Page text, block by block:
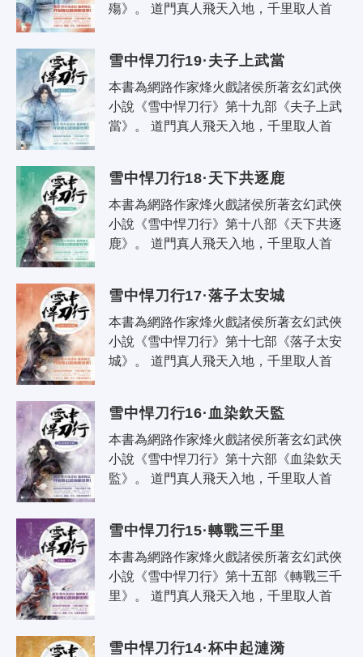
殤》。 道門真人飛天入地，千里取人首
雪中悍刀行19·夫子上武當
本書為網路作家烽火戲諸侯所著玄幻武俠
小說《雪中悍刀行》第十九部《夫子上武
當》。 道門真人飛天入地，千里取人首
雪中悍刀行18·天下共逐鹿
本書為網路作家烽火戲諸侯所著玄幻武俠
小說《雪中悍刀行》第十八部《天下共逐
鹿》。 道門真人飛天入地，千里取人首
雪中悍刀行17·落子太安城
本書為網路作家烽火戲諸侯所著玄幻武俠
小說《雪中悍刀行》第十七部《落子太安
城》。 道門真人飛天入地，千里取人首
雪中悍刀行16·血染欽天監
本書為網路作家烽火戲諸侯所著玄幻武俠
小說《雪中悍刀行》第十六部《血染欽天
監》。 道門真人飛天入地，千里取人首
雪中悍刀行15·轉戰三千里
本書為網路作家烽火戲諸侯所著玄幻武俠
小說《雪中悍刀行》第十五部《轉戰三千
里》。 道門真人飛天入地，千里取人首
雪中悍刀行14·杯中起漣漪